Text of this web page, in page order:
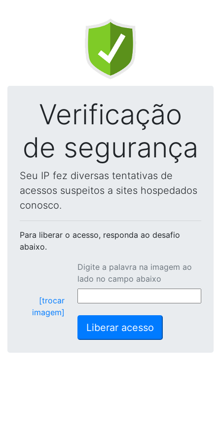
Verificação
de segurança
Seu IP fez diversas tentativas de
acessos suspeitos a sites hospedados
conosco.
Para liberar o acesso, responda ao desafio
abaixo.
[trocar
imagem]
Digite a palavra na imagem ao
lado no campo abaixo